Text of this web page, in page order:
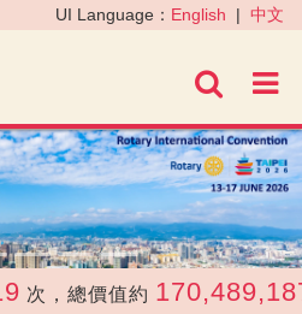
進階
UI Language： English | 中文
›
次，總價值約 170,489,187